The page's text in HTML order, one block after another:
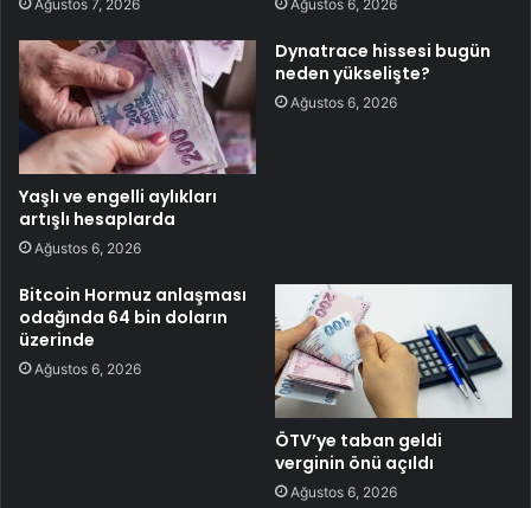
Ağustos 7, 2026 Ağustos 6, 2026
Yaşlı ve engelli aylıkları
artışlı hesaplarda
Ağustos 6, 2026
Dynatrace hissesi bugün
neden yükselişte?
Ağustos 6, 2026
Bitcoin Hormuz anlaşması
odağında 64 bin doların
üzerinde
Ağustos 6, 2026
ÖTV’ye taban geldi
verginin önü açıldı
Ağustos 6, 2026